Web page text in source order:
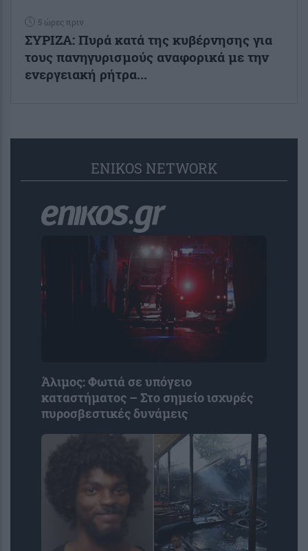
5 ώρες πριν
ΣΥΡΙΖΑ: Πυρά κατά της κυβέρνησης για
τους πανηγυρισμούς αναφορικά με την
ενεργειακή ρήτρα...
ENIKOS NETWORK
Άλιμος: Φωτιά σε υπόγειο
καταστήματος – Στο σημείο ισχυρές
πυροσβεστικές δυνάμεις